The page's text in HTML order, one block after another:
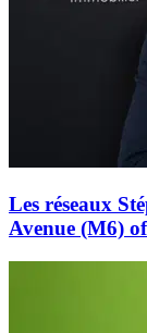
Les réseaux
Avenue (M6)